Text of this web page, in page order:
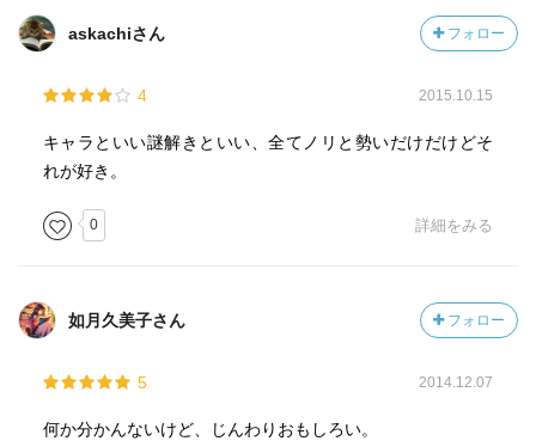
askachiさん フォロー
4 2015.10.15
キャラといい謎解きといい、全てノリと勢いだけだけどそ
れが好き。
0 詳細をみる
如月久美子さん フォロー
5 2014.12.07
何か分かんないけど、じんわりおもしろい。